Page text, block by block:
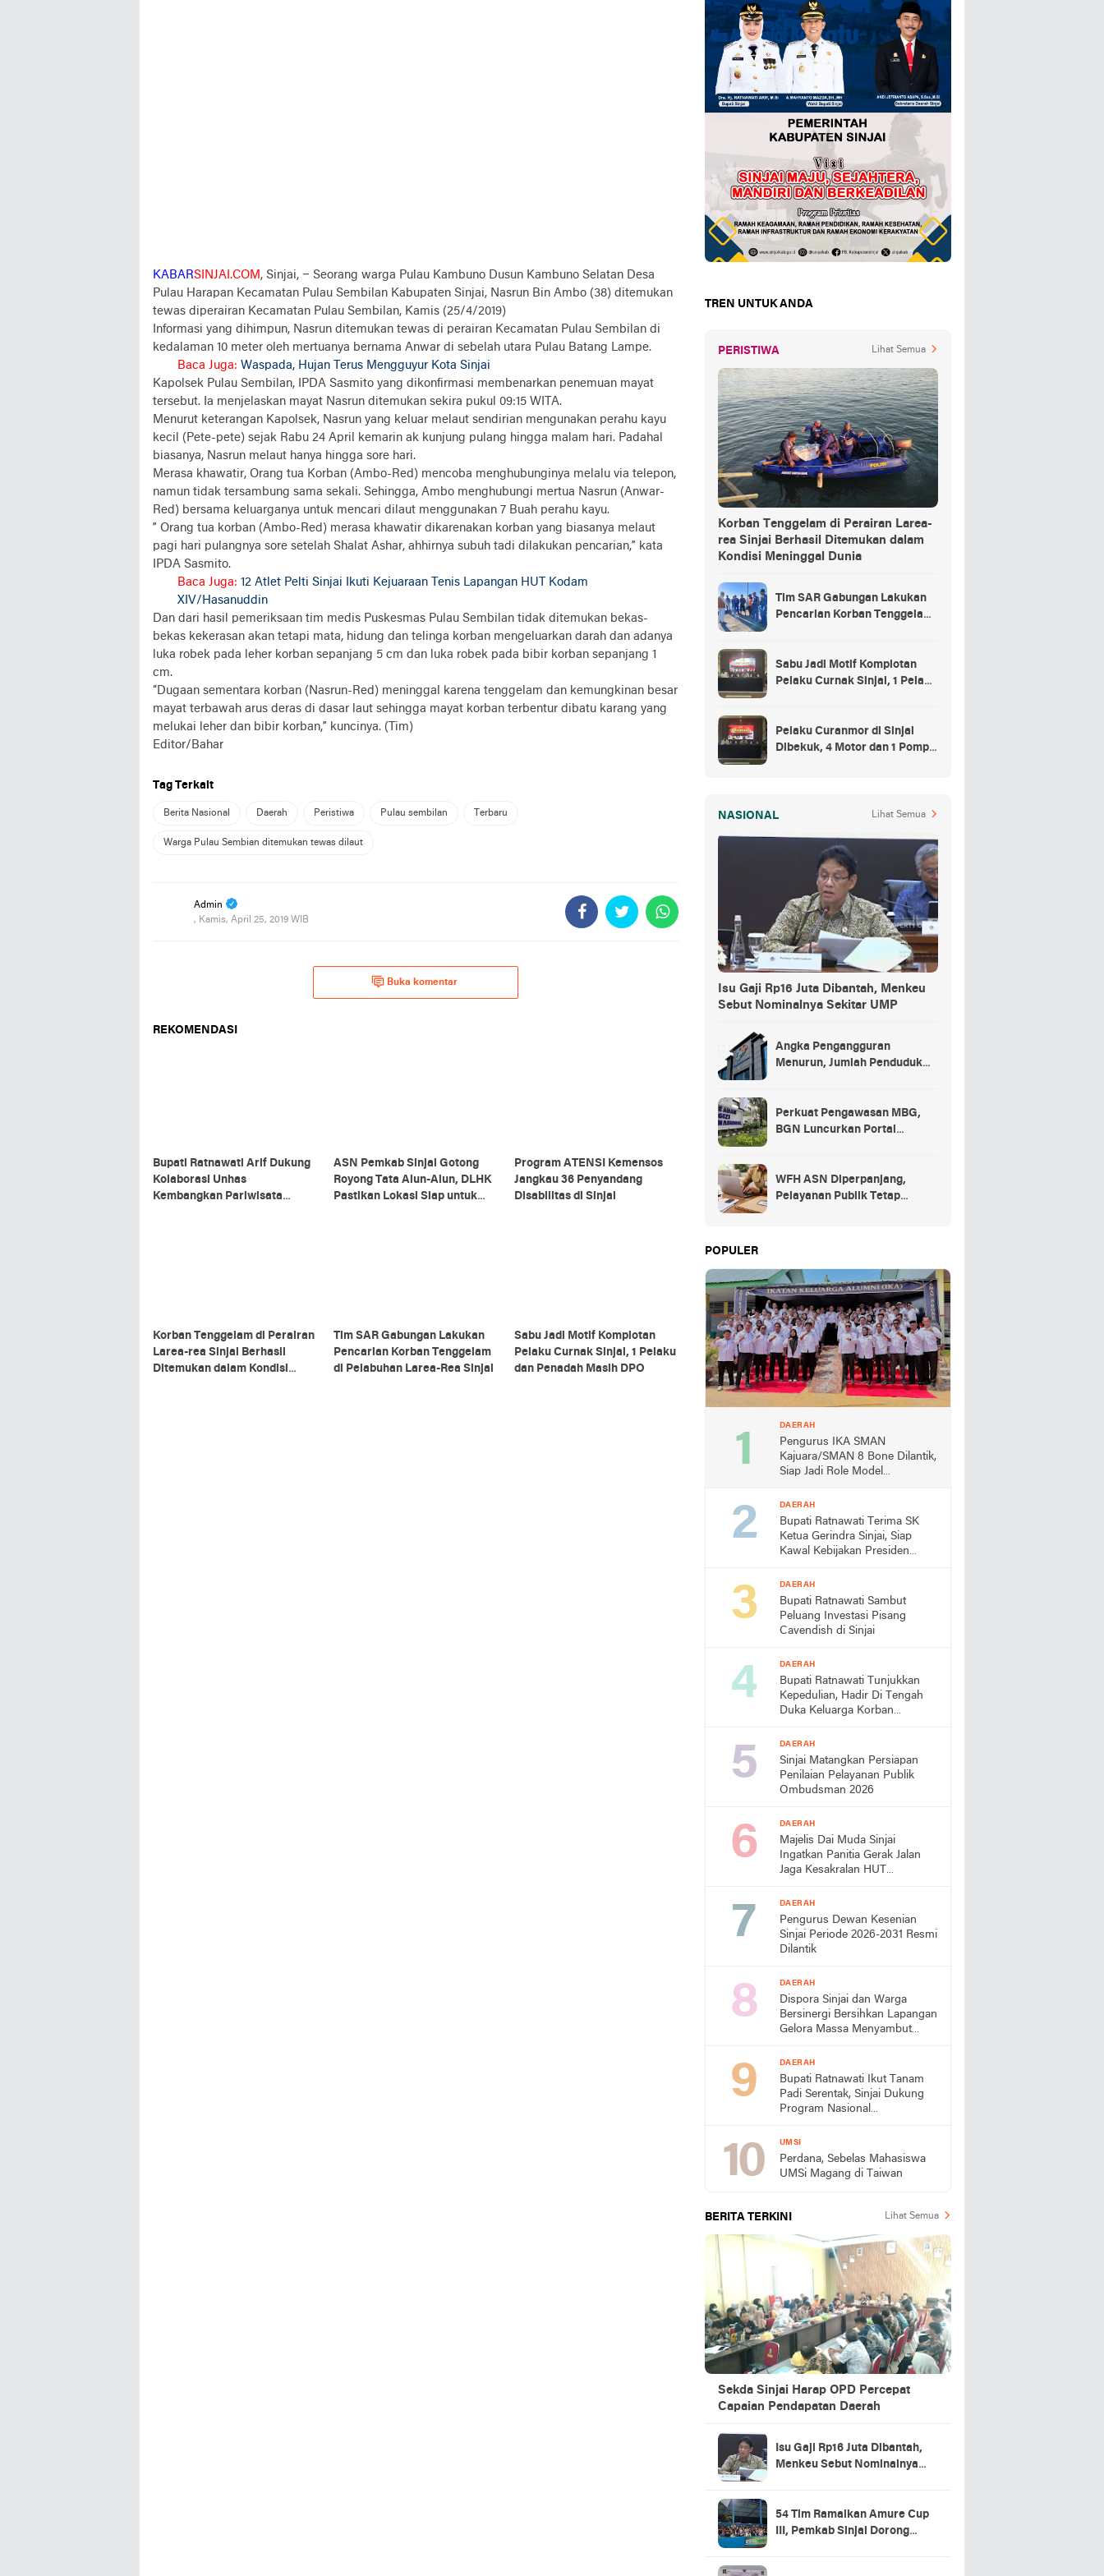
KABARSINJAI.COM, Sinjai, – Seorang warga Pulau Kambuno Dusun Kambuno Selatan Desa
Pulau Harapan Kecamatan Pulau Sembilan Kabupaten Sinjai, Nasrun Bin Ambo (38) ditemukan
tewas diperairan Kecamatan Pulau Sembilan, Kamis (25/4/2019)
Informasi yang dihimpun, Nasrun ditemukan tewas di perairan Kecamatan Pulau Sembilan di
kedalaman 10 meter oleh mertuanya bernama Anwar di sebelah utara Pulau Batang Lampe.
Baca Juga: Waspada, Hujan Terus Mengguyur Kota Sinjai
Kapolsek Pulau Sembilan, IPDA Sasmito yang dikonfirmasi membenarkan penemuan mayat
tersebut. Ia menjelaskan mayat Nasrun ditemukan sekira pukul 09:15 WITA.
Menurut keterangan Kapolsek, Nasrun yang keluar melaut sendirian mengunakan perahu kayu
kecil (Pete-pete) sejak Rabu 24 April kemarin ak kunjung pulang hingga malam hari. Padahal
biasanya, Nasrun melaut hanya hingga sore hari.
Merasa khawatir, Orang tua Korban (Ambo-Red) mencoba menghubunginya melalu via telepon,
namun tidak tersambung sama sekali. Sehingga, Ambo menghubungi mertua Nasrun (Anwar-
Red) bersama keluarganya untuk mencari dilaut menggunakan 7 Buah perahu kayu.
” Orang tua korban (Ambo-Red) merasa khawatir dikarenakan korban yang biasanya melaut
pagi hari pulangnya sore setelah Shalat Ashar, ahhirnya subuh tadi dilakukan pencarian,” kata
IPDA Sasmito.
Baca Juga: 12 Atlet Pelti Sinjai Ikuti Kejuaraan Tenis Lapangan HUT Kodam
XIV/Hasanuddin
Dan dari hasil pemeriksaan tim medis Puskesmas Pulau Sembilan tidak ditemukan bekas-
bekas kekerasan akan tetapi mata, hidung dan telinga korban mengeluarkan darah dan adanya
luka robek pada leher korban sepanjang 5 cm dan luka robek pada bibir korban sepanjang 1
cm.
“Dugaan sementara korban (Nasrun-Red) meninggal karena tenggelam dan kemungkinan besar
mayat terbawah arus deras di dasar laut sehingga mayat korban terbentur dibatu karang yang
melukai leher dan bibir korban,” kuncinya. (Tim)
Editor/Bahar
Tag Terkait
Berita Nasional Daerah Peristiwa Pulau sembilan Terbaru
Warga Pulau Sembian ditemukan tewas dilaut
Admin
, Kamis, April 25, 2019 WIB
Buka komentar
REKOMENDASI
Bupati Ratnawati Arif Dukung
Kolaborasi Unhas
Kembangkan Pariwisata
ASN Pemkab Sinjai Gotong
Royong Tata Alun-Alun, DLHK
Pastikan Lokasi Siap untuk
Program ATENSI Kemensos
Jangkau 36 Penyandang
Disabilitas di Sinjai
Korban Tenggelam di Perairan
Larea-rea Sinjai Berhasil
Ditemukan dalam Kondisi
Tim SAR Gabungan Lakukan
Pencarian Korban Tenggelam
di Pelabuhan Larea-Rea Sinjai
Sabu Jadi Motif Komplotan
Pelaku Curnak Sinjai, 1 Pelaku
dan Penadah Masih DPO
TREN UNTUK ANDA
PERISTIWA Lihat Semua
Korban Tenggelam di Perairan Larea-
rea Sinjai Berhasil Ditemukan dalam
Kondisi Meninggal Dunia
Tim SAR Gabungan Lakukan
Pencarian Korban Tenggelam
Sabu Jadi Motif Komplotan
Pelaku Curnak Sinjai, 1 Pelaku
Pelaku Curanmor di Sinjai
Dibekuk, 4 Motor dan 1 Pompa
NASIONAL Lihat Semua
Isu Gaji Rp16 Juta Dibantah, Menkeu
Sebut Nominalnya Sekitar UMP
Angka Pengangguran
Menurun, Jumlah Penduduk
Perkuat Pengawasan MBG,
BGN Luncurkan Portal
WFH ASN Diperpanjang,
Pelayanan Publik Tetap
POPULER
DAERAH
Pengurus IKA SMAN
Kajuara/SMAN 8 Bone Dilantik,
Siap Jadi Role Model
DAERAH
Bupati Ratnawati Terima SK
Ketua Gerindra Sinjai, Siap
Kawal Kebijakan Presiden
DAERAH
Bupati Ratnawati Sambut
Peluang Investasi Pisang
Cavendish di Sinjai
DAERAH
Bupati Ratnawati Tunjukkan
Kepedulian, Hadir Di Tengah
Duka Keluarga Korban
DAERAH
Sinjai Matangkan Persiapan
Penilaian Pelayanan Publik
Ombudsman 2026
DAERAH
Majelis Dai Muda Sinjai
Ingatkan Panitia Gerak Jalan
Jaga Kesakralan HUT
DAERAH
Pengurus Dewan Kesenian
Sinjai Periode 2026-2031 Resmi
Dilantik
DAERAH
Dispora Sinjai dan Warga
Bersinergi Bersihkan Lapangan
Gelora Massa Menyambut
DAERAH
Bupati Ratnawati Ikut Tanam
Padi Serentak, Sinjai Dukung
Program Nasional
UMSI
Perdana, Sebelas Mahasiswa
UMSi Magang di Taiwan
BERITA TERKINI Lihat Semua
Sekda Sinjai Harap OPD Percepat
Capaian Pendapatan Daerah
Isu Gaji Rp16 Juta Dibantah,
Menkeu Sebut Nominalnya
54 Tim Ramaikan Amure Cup
III, Pemkab Sinjai Dorong